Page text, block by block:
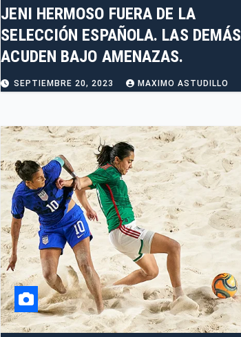
JENI HERMOSO FUERA DE LA
SELECCIÓN ESPAÑOLA. LAS DEMÁS
ACUDEN BAJO AMENAZAS.
SEPTIEMBRE 20, 2023 MAXIMO ASTUDILLO